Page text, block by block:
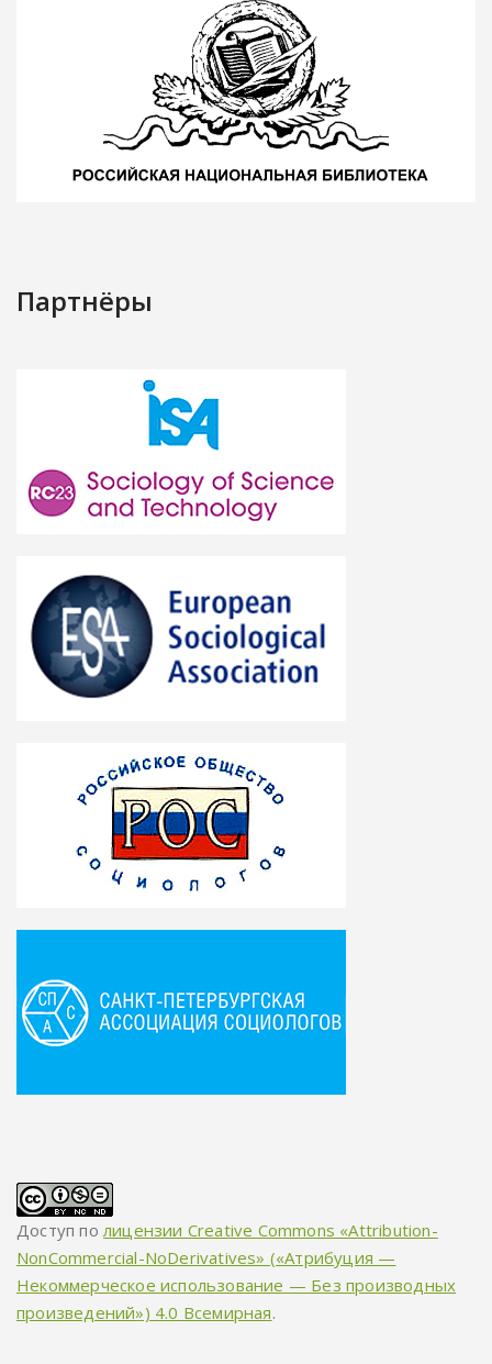
Партнёры
Доступ по лицензии Creative Commons «Attribution-
NonCommercial-NoDerivatives» («Атрибуция —
Некоммерческое использование — Без производных
произведений») 4.0 Всемирная.